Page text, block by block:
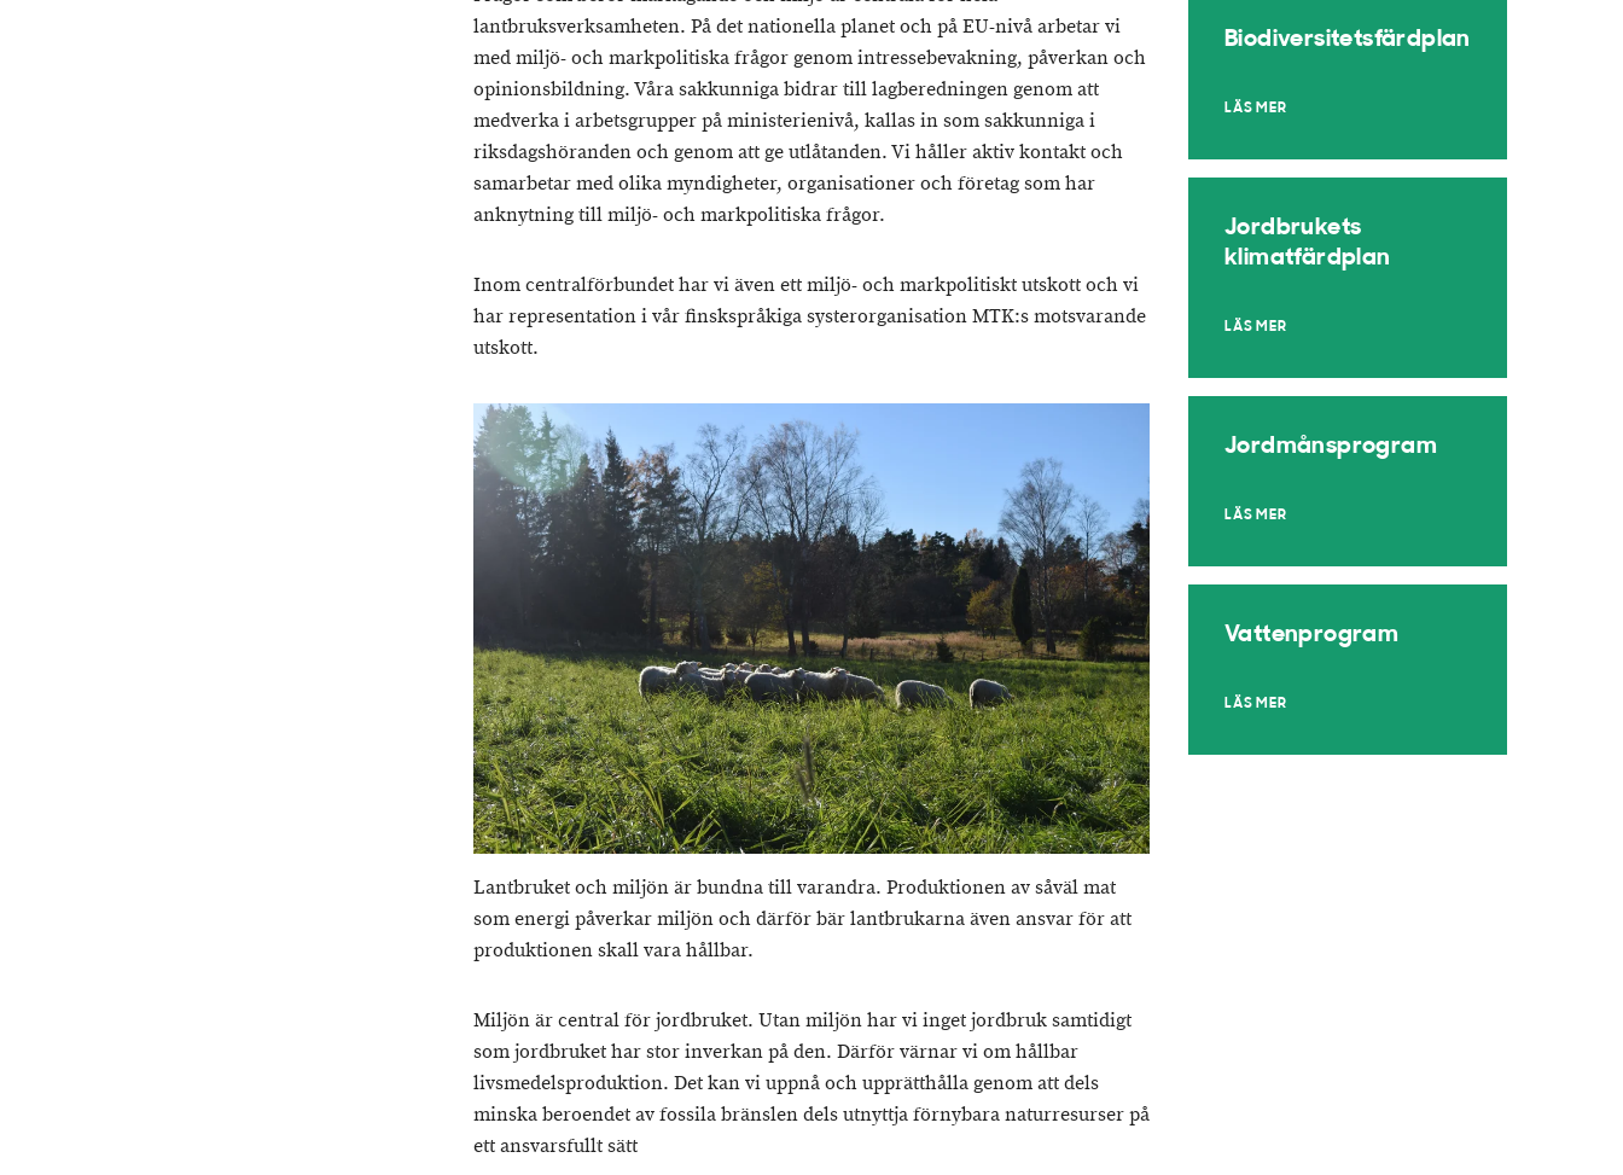
lantbruksverksamheten. På det nationella planet och på EU-nivå arbetar vi
med miljö- och markpolitiska frågor genom intressebevakning, påverkan och
opinionsbildning. Våra sakkunniga bidrar till lagberedningen genom att
medverka i arbetsgrupper på ministerienivå, kallas in som sakkunniga i
riksdagshöranden och genom att ge utlåtanden. Vi håller aktiv kontakt och
samarbetar med olika myndigheter, organisationer och företag som har
anknytning till miljö- och markpolitiska frågor.
Inom centralförbundet har vi även ett miljö- och markpolitiskt utskott och vi
har representation i vår finskspråkiga systerorganisation MTK:s motsvarande
utskott.
Lantbruket och miljön är bundna till varandra. Produktionen av såväl mat
som energi påverkar miljön och därför bär lantbrukarna även ansvar för att
produktionen skall vara hållbar.
Miljön är central för jordbruket. Utan miljön har vi inget jordbruk samtidigt
som jordbruket har stor inverkan på den. Därför värnar vi om hållbar
livsmedelsproduktion. Det kan vi uppnå och upprätthålla genom att dels
minska beroendet av fossila bränslen dels utnyttja förnybara naturresurser på
ett ansvarsfullt sätt
Biodiversitetsfärdplan
LÄS MER
Jordbrukets
klimatfärdplan
LÄS MER
Jordmånsprogram
LÄS MER
Vattenprogram
LÄS MER